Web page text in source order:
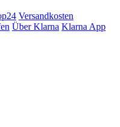
Versandkosten
Über Klarna Klarna App